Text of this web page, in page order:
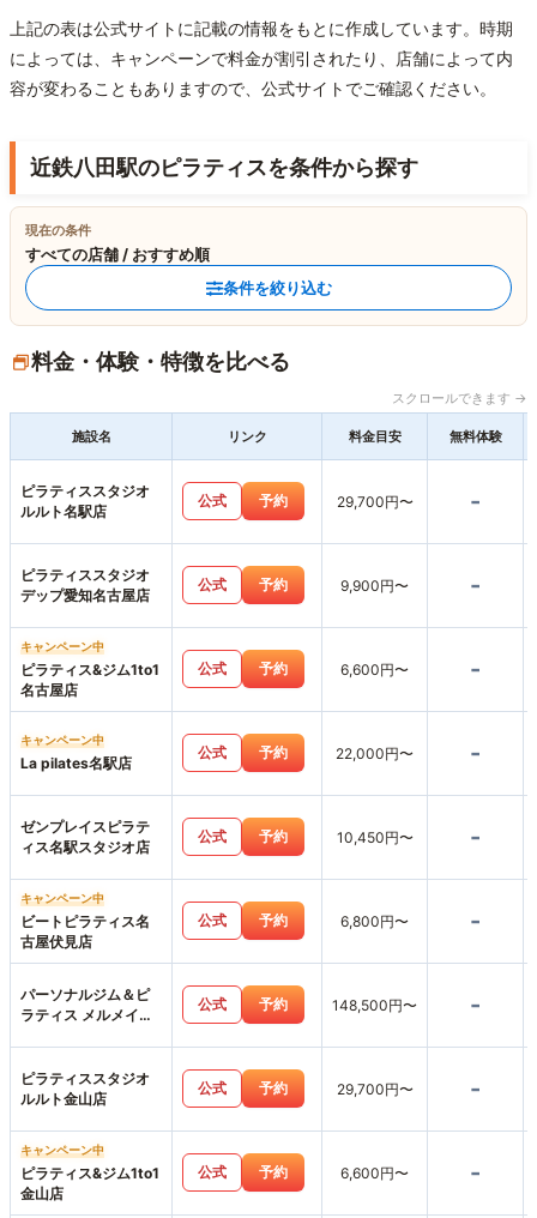
上記の表は公式サイトに記載の情報をもとに作成しています。時期
によっては、キャンペーンで料金が割引されたり、店舗によって内
容が変わることもありますので、公式サイトでご確認ください。
近鉄八田駅のピラティスを条件から探す
現在の条件
すべての店舗 / おすすめ順
条件を絞り込む
料金・体験・特徴を比べる
スクロールできます →
施設名 リンク 料金目安 無料体験
ピラティススタジオ
ルルト名駅店
公式 予約 29,700円〜 -
ピラティススタジオ
デップ愛知名古屋店
公式 予約 9,900円〜 -
キャンペーン中
ピラティス&ジム1to1
名古屋店
公式 予約 6,600円〜 -
キャンペーン中
La pilates名駅店
公式 予約 22,000円〜 -
ゼンプレイスピラテ
ィス名駅スタジオ店
公式 予約 10,450円〜 -
キャンペーン中
ビートピラティス名
古屋伏見店
公式 予約 6,800円〜 -
パーソナルジム＆ピ
ラティス メルメイク
公式 予約 148,500円〜 -
ピラティススタジオ
ルルト金山店
公式 予約 29,700円〜 -
キャンペーン中
ピラティス&ジム1to1
金山店
公式 予約 6,600円〜 -